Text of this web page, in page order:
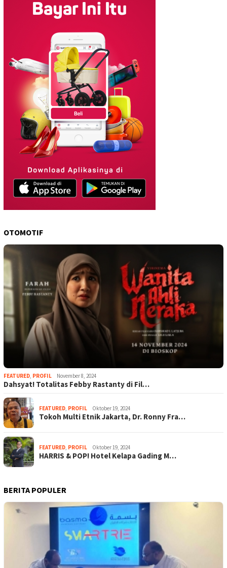
OTOMOTIF
FEATURED, PROFIL November 8, 2024
Dahsyat! Totalitas Febby Rastanty di Fil…
FEATURED, PROFIL Oktober 19, 2024
Tokoh Multi Etnik Jakarta, Dr. Ronny Fra…
FEATURED, PROFIL Oktober 19, 2024
HARRIS & POP! Hotel Kelapa Gading M…
BERITA POPULER